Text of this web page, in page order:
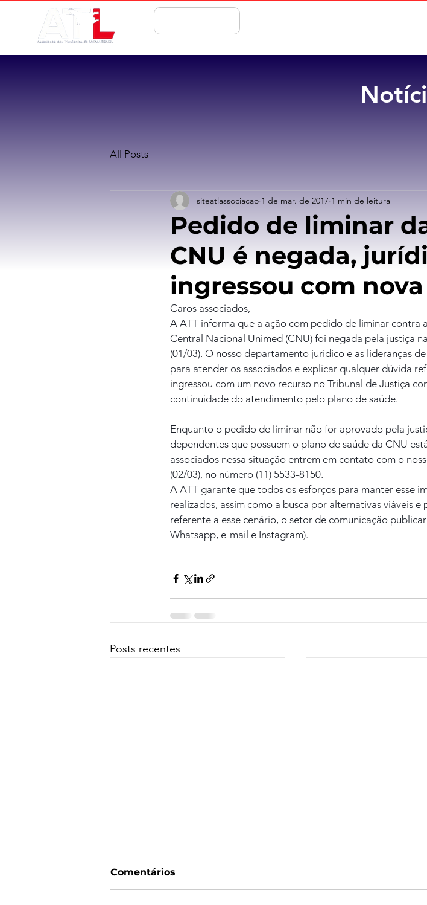
All Posts
Pedido de liminar
CNU é negada,
ingressou com
siteatlassociacao 1 de mar. de 2017 1 min de leitura
Caros associados,
A ATT informa que a ação com pedido de liminar contra
Central Nacional Unimed (CNU) foi negada pela justiça
(01/03). O nosso departamento jurídico e as lideranças
para atender os associados e explicar qualquer dúvida
ingressou com um novo recurso no Tribunal de Justiça
continuidade do atendimento pelo plano de saúde.
Enquanto o pedido de liminar não for aprovado pela
dependentes que possuem o plano de saúde da CNU
associados nessa situação entrem em contato com o
(02/03), no número (11) 5533-8150.
A ATT garante que todos os esforços para manter esse
realizados, assim como a busca por alternativas viáveis
referente a esse cenário, o setor de comunicação
Whatsapp, e-mail e Instagram).
Posts recentes
Comentários